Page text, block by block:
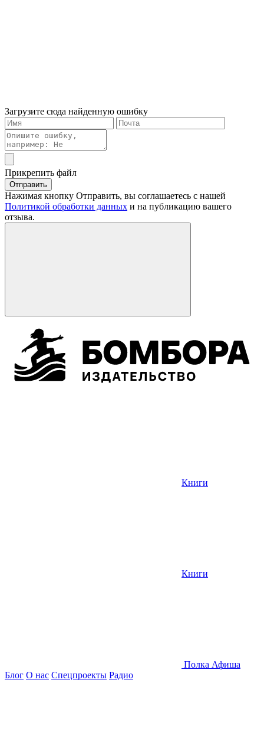
Загрузите сюда найденную ошибку
Прикрепить файл
Отправить
Нажимая кнопку Отправить, вы соглашаетесь с нашей
Политикой обработки данных и на публикацию вашего
отзыва.
Книги
Книги
Полка Афиша
Блог О нас Спецпроекты Радио